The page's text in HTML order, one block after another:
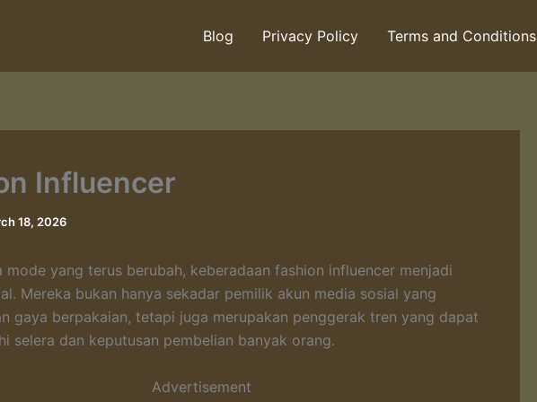
Blog Privacy Policy Terms and Conditions
Influencer
18, 2026
mode yang terus berubah, keberadaan fashion influencer menjadi
Mereka bukan hanya sekadar pemilik akun media sosial yang
gaya berpakaian, tetapi juga merupakan penggerak tren yang dapat
selera dan keputusan pembelian banyak orang.
Advertisement